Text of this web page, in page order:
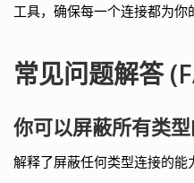
工具，确保每一个连接都为你
常见问题解答
你可以屏蔽所有类
解释了屏蔽任何类型连接的能